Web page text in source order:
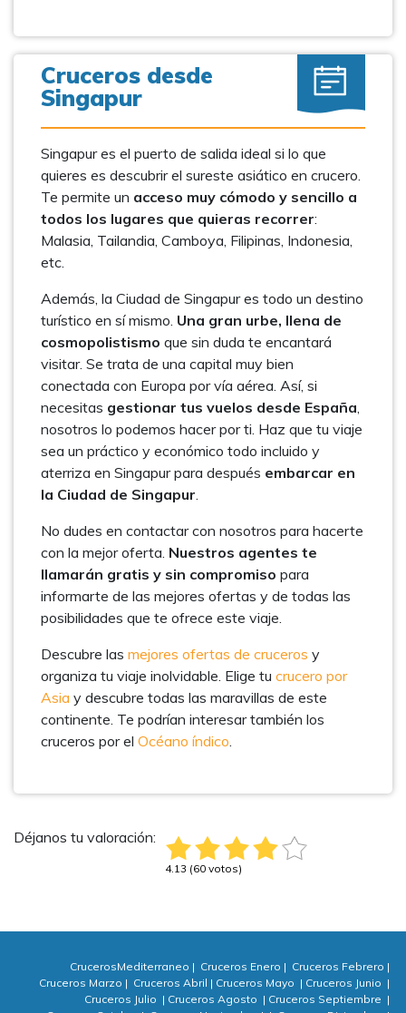
Cruceros desde
Singapur
Singapur es el puerto de salida ideal si lo que
quieres es descubrir el sureste asiático en crucero.
Te permite un acceso muy cómodo y sencillo a
todos los lugares que quieras recorrer:
Malasia, Tailandia, Camboya, Filipinas, Indonesia,
etc.
Además, la Ciudad de Singapur es todo un destino
turístico en sí mismo. Una gran urbe, llena de
cosmopolistismo que sin duda te encantará
visitar. Se trata de una capital muy bien
conectada con Europa por vía aérea. Así, si
necesitas gestionar tus vuelos desde España,
nosotros lo podemos hacer por ti. Haz que tu viaje
sea un práctico y económico todo incluido y
aterriza en Singapur para después embarcar en
la Ciudad de Singapur.
No dudes en contactar con nosotros para hacerte
con la mejor oferta. Nuestros agentes te
llamarán gratis y sin compromiso para
informarte de las mejores ofertas y de todas las
posibilidades que te ofrece este viaje.
Descubre las mejores ofertas de cruceros y
organiza tu viaje inolvidable. Elige tu crucero por
Asia y descubre todas las maravillas de este
continente. Te podrían interesar también los
cruceros por el Océano índico.
Déjanos tu valoración:
4.13 (60 votos)
CrucerosMediterraneo | Cruceros Enero | Cruceros Febrero |
Cruceros Marzo | Cruceros Abril | Cruceros Mayo | Cruceros Junio |
Cruceros Julio | Cruceros Agosto | Cruceros Septiembre |